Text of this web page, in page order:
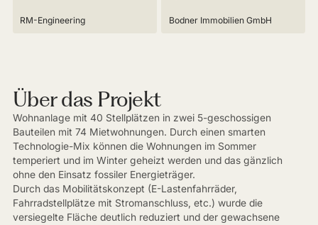
RM-Engineering Bodner Immobilien GmbH
Über das Projekt
Wohnanlage mit 40 Stellplätzen in zwei 5-geschossigen
Bauteilen mit 74 Mietwohnungen. Durch einen smarten
Technologie-Mix können die Wohnungen im Sommer
temperiert und im Winter geheizt werden und das gänzlich
ohne den Einsatz fossiler Energieträger.
Durch das Mobilitätskonzept (E-Lastenfahrräder,
Fahrradstellplätze mit Stromanschluss, etc.) wurde die
versiegelte Fläche deutlich reduziert und der gewachsene